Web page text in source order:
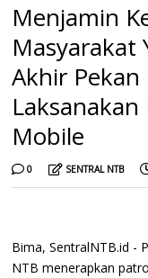
Menjamin
Masyarakat
Akhir
Laksanakan
Mobile
0 SENTRAL NTB
Bima, SentralNTB.id -
NTB menerapkan